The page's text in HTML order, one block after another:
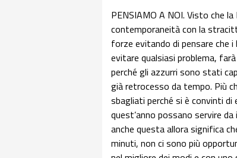
PENSIAMO A NOI. Visto che
contemporaneità con la
forze evitando di pensare che
evitare qualsiasi problema,
perché gli azzurri sono stati
già retrocesso da tempo. Più
sbagliati perché si è convinti
quest’anno possano servire
anche questa allora significa
minuti, non ci sono più